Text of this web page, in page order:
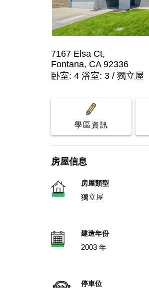
7167 Elsa Ct,
Fontana, CA 92336
卧室: 4 浴室: 3 / 獨立屋
學區資訊
房屋信息
房屋類型
獨立屋
建造年份
2003 年
停車位